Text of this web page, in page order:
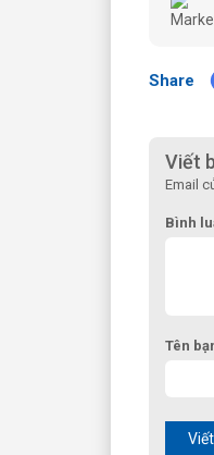
Share
Viết
Email
Bình
Tên